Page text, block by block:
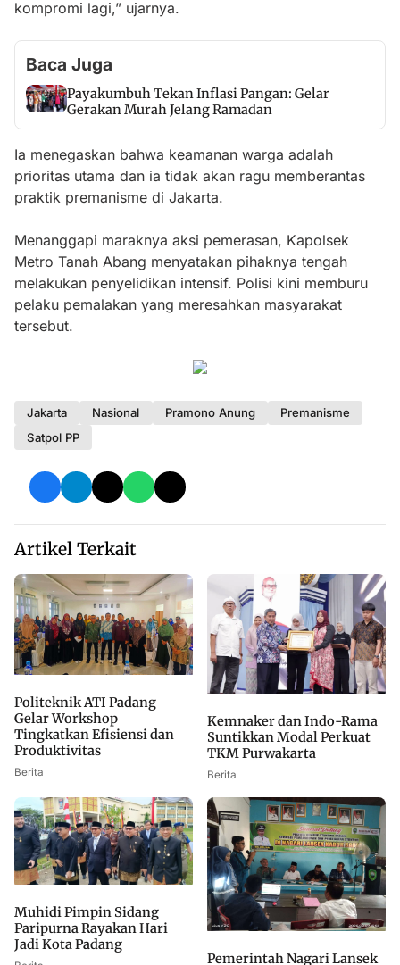
kompromi lagi,” ujarnya.
Baca Juga
Payakumbuh Tekan Inflasi Pangan: Gelar
Gerakan Murah Jelang Ramadan
Ia menegaskan bahwa keamanan warga adalah
prioritas utama dan ia tidak akan ragu memberantas
praktik premanisme di Jakarta.
Menanggapi maraknya aksi pemerasan, Kapolsek
Metro Tanah Abang menyatakan pihaknya tengah
melakukan penyelidikan intensif. Polisi kini memburu
pelaku pemalakan yang meresahkan masyarakat
tersebut.
Jakarta Nasional Pramono Anung
Premanisme
Satpol PP
Artikel Terkait
Politeknik ATI Padang
Gelar Workshop
Tingkatkan Efisiensi dan
Produktivitas
Berita
Kemnaker dan Indo-Rama
Suntikkan Modal Perkuat
TKM Purwakarta
Berita
Muhidi Pimpin Sidang
Paripurna Rayakan Hari
Jadi Kota Padang
Pemerintah Nagari Lansek